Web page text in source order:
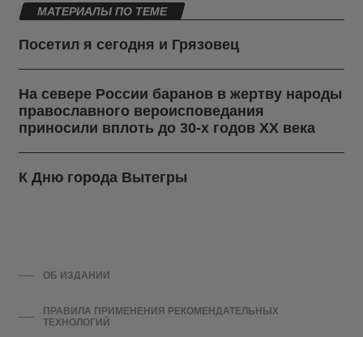
МАТЕРИАЛЫ ПО ТЕМЕ
Посетил я сегодня и Грязовец
На севере России баранов в жертву народы
православного вероисповедания
приносили вплоть до 30-х годов ХХ века
К Дню города Вытегры
ОБ ИЗДАНИИ
ПРАВИЛА ПРИМЕНЕНИЯ РЕКОМЕНДАТЕЛЬНЫХ
ТЕХНОЛОГИЙ